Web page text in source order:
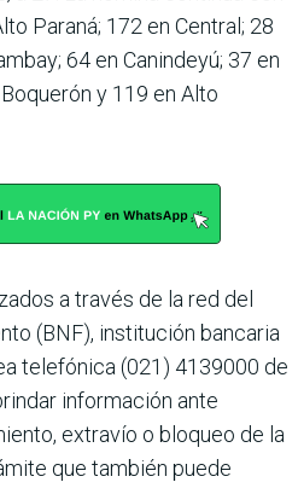
Paraná; 172 en Central; 28
64 en Canindeyú; 37 en
y 119 en Alto
a través de la red del
(BNF), institución bancaria
telefónica (021) 4139000 de
información ante
extravío o bloqueo de la
que también puede